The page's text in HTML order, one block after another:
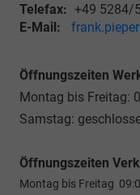
Telefax: +49 5284/
E-Mail:
Öffnungszeiten
Montag bis Freitag:
Samstag:
Öffnungszeiten
Montag bis Freitag